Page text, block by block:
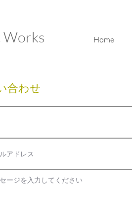
Works Home
合わせ